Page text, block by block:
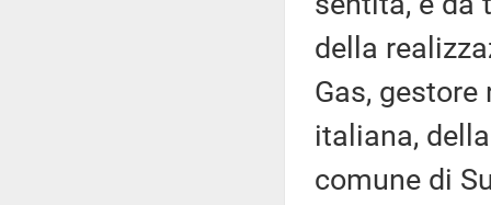
della
Gas,
italiana,
comune di